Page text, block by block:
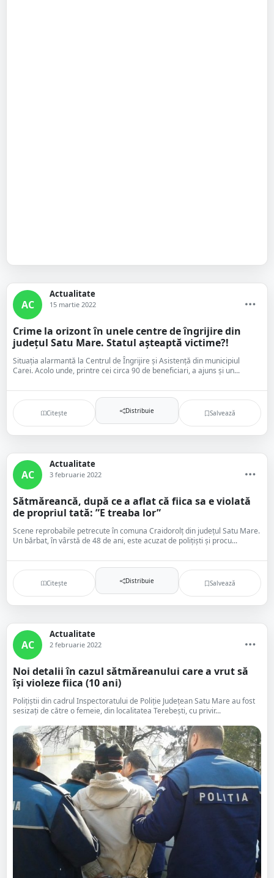
AC
Actualitate
15 martie 2022
Crime la orizont în unele centre de îngrijire din
județul Satu Mare. Statul așteaptă victime?!
Situația alarmantă la Centrul de Îngrijire și Asistență din municipiul
Carei. Acolo unde, printre cei circa 90 de beneficiari, a ajuns și un...
Citește Distribuie Salvează
AC
Actualitate
3 februarie 2022
Sătmăreancă, după ce a aflat că fiica sa e violată
de propriul tată: ”E treaba lor”
Scene reprobabile petrecute în comuna Craidorolț din județul Satu Mare.
Un bărbat, în vârstă de 48 de ani, este acuzat de polițiști și procu...
Citește Distribuie Salvează
AC
Actualitate
2 februarie 2022
Noi detalii în cazul sătmăreanului care a vrut să
își violeze fiica (10 ani)
Polițiștii din cadrul Inspectoratului de Poliție Județean Satu Mare au fost
sesizați de către o femeie, din localitatea Terebești, cu privir...